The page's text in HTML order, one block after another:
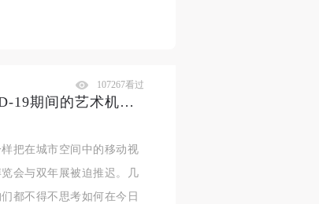
戒断，应激，文化断层？——从COVID-19期间的艺术机构网络实践谈起
107267看过
把在城市空间中的移动视
会与双年展被迫推迟。几
都不得不思考如何在今日